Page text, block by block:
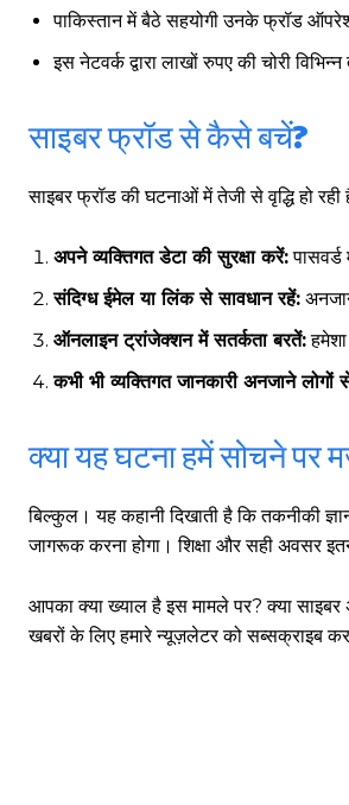
इन लोगों ने लालच में आकर बैंक खाते खोलकर
हर खाते के बदले मिलते थे
पाकिस्तान में बैठे सहयोगी उनके फ्रॉड
इस नेटवर्क द्वारा लाखों रुपए की चोरी
साइबर फ्रॉड से कैसे बचें?
साइबर फ्रॉड की घटनाओं में तेजी से वृद्धि हो
अपने व्यक्तिगत डेटा की सुरक्षा करें:
संदिग्ध ईमेल या लिंक से सावधान रहें:
ऑनलाइन ट्रांजेक्शन में सतर्कता बरतें:
कभी भी व्यक्तिगत जानकारी अनजाने
क्या यह घटना हमें सोचने पर
बिल्कुल। यह कहानी दिखाती है कि तकनीकी
जागरूक करना होगा। शिक्षा और सही अवसर
आपका क्या ख्याल है इस मामले पर? क्या
खबरों के लिए हमारे न्यूज़लेटर को सब्सक्राइब